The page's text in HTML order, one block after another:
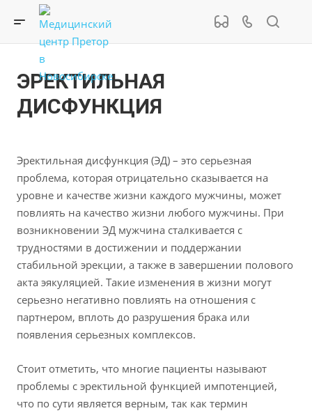
ЭРЕКТИЛЬНАЯ
ДИСФУНКЦИЯ
Эректильная дисфункция (ЭД) – это серьезная
проблема, которая отрицательно сказывается на
уровне и качестве жизни каждого мужчины, может
повлиять на качество жизни любого мужчины. При
возникновении ЭД мужчина сталкивается с
трудностями в достижении и поддержании
стабильной эрекции, а также в завершении полового
акта эякуляцией. Такие изменения в жизни могут
серьезно негативно повлиять на отношения с
партнером, вплоть до разрушения брака или
появления серьезных комплексов.
Стоит отметить, что многие пациенты называют
проблемы с эректильной функцией импотенцией,
что по сути является верным, так как термин